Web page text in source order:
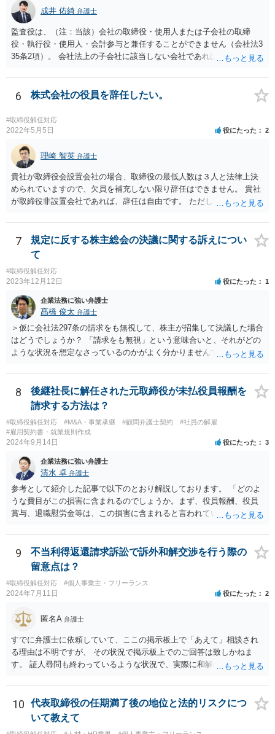
成井 佑綺 弁護士
監査役は、（注：当該）会社の取締役・使用人または子会社の取締
役・執行役・使用人・会計参与と兼任することができません（会社法3
35条2項）。 会社法上の子会社に該当しない会社であれば上記の兼任
任していた場合には、基本はその選任自体は有効となり、監査も有効
となりますが、当該監査役が損害賠償責任を負う可能性があります。
もっとも、親会社が親会社の監査役を子会社の取締役に選任した場合
には、監査が無効になる可能性があります。 いずれにせよ兼任規制に
反する兼任の場合には、監査役の辞任等を検討する対応がベターに思
われます。
6 株式会社の役員を辞任したい。
#取締役解任対応
2022年5月5日 役にたった 2
理崎 智英 弁護士
貴社が取締役会設置会社の場合、取締役の最低人数は３人と法律上決
められていますので、欠員を補充しない限り辞任はできません。 貴社
が取締役非設置会社であれば、辞任は自由です。 ただし、会社にとっ
生じた場合、会社に対して損害賠償をする必要があります。 一度、今
後の対応等について、弁護士にご相談されることをお勧めします。
7
規定に反する株主総会の決議に関する訴えについ
て
#取締役解任対応
2023年12月12日 役にたった 1
企業法務に強い弁護士
髙橋 俊太 弁護士
＞仮に会社法297条の請求をも無視して、株主が招集して決議した場合
はどうでしょうか？ 「請求をも無視」という意味合いと、それがどの
ような状況を想定なさっているのかがよく分かりませんでしたが、株
象になるのではないかと思われます。
8
後継社長に解任された元取締役が未払役員報酬を
請求する方法は？
#取締役解任対応 #M&A・事業承継 #顧問弁護士契約
#社員の解雇
#雇用契約書・就業規則作成
2024年9月14日 役にたった 3
企業法務に強い弁護士
清水 卓 弁護士
参考として紹介した記事で以下のとおり解説しております。 「どのよ
うな費目がこの損害に含まれるのでしょうか。まず、役員報酬、役員
賞与、退職慰労金等は、この損害に含まれると言われています。また
質の金員と判断されれば、損害に含まれる可能性があります。 慰謝料
や弁護士費用については、これらの損害に含まれないと述べる裁判例
もありますが、含まれるとする見解もあり、争いがあるところです
（なお、含まれないとしても、民法の不法行為などの別の法律構成で
賠償請求される可能性もあります）。」 → このように、法律構成の工
夫等次第では、慰謝料請求の余地もあるのですが、あなたのケースで
は、不法行為構成で請求しようとすると、３年の消滅時効の壁に阻ま
れるリスクがあるため、慰謝料請求までは難しいかもしれません。
損害のメイン部分は役員報酬の部分かと思われます。会社法第３３９
条２項の損害賠償責任の法的性質について、法律により設けられた特
別の責任（法定責任）と解する立場であっても、時効期間の観点から
は、早めに請求行動を試みる等の対策を講じておくべきかと思いま
す。 この掲示板での私からの回答はこれで終わりにさせていただぎ
す。より詳しくは、証拠を持参の上、法律事務所に赴いて弁護士に直
接相談•依頼してみることをご検討下さい。
9
不当利得返還請求訴訟で訴外和解交渉を行う際の
留意点は？
#取締役解任対応 #個人事業主・フリーランス
2024年7月11日 役にたった 2
匿名A 弁護士
すでに弁護士に依頼していて、ここの掲示板上で「あえて」相談され
る理由は不明ですが、 その状況で掲示板上でのご回答は致しかねま
す。 証人尋問も終わっているような状況で、実際に和解のお話も進ん
えになられたい理由、原告側の温度感、裁判の流れ、判決となったと
きの見通しなどの事情を排除して、和解に関する要求の妥当性を部分
的にのみ責任を持って判断することはできません。 セカンドオピニオ
ンをご希望であれば、掲示板上で漠然と質問されるよりも、 実際に訴
10
代表取締役の任期満了後の地位と法的リスクにつ
いて教えて